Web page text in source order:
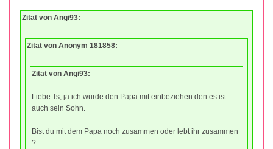
Zitat von Angi93:
Zitat von Anonym 181858:
Zitat von Angi93:
Liebe Ts, ja ich würde den Papa mit einbeziehen den es ist
auch sein Sohn.
Bist du mit dem Papa noch zusammen oder lebt ihr zusammen
?